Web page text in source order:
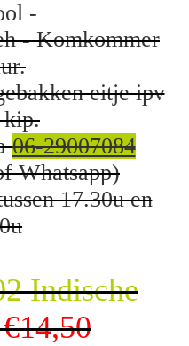
-
- Komkommer
eitje ipv
kip.
06-29007084
Whatsapp)
17.30u en
Indische
€14,50